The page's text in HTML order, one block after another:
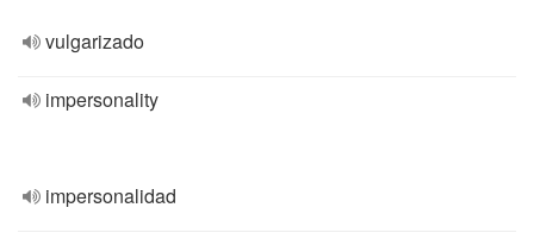
vulgarizado
impersonality
impersonalidad